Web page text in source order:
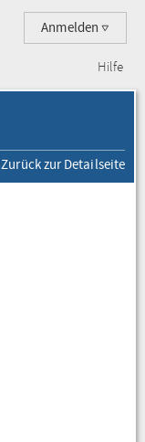
Anmelden
Hilfe
Zurück zur Detailseite